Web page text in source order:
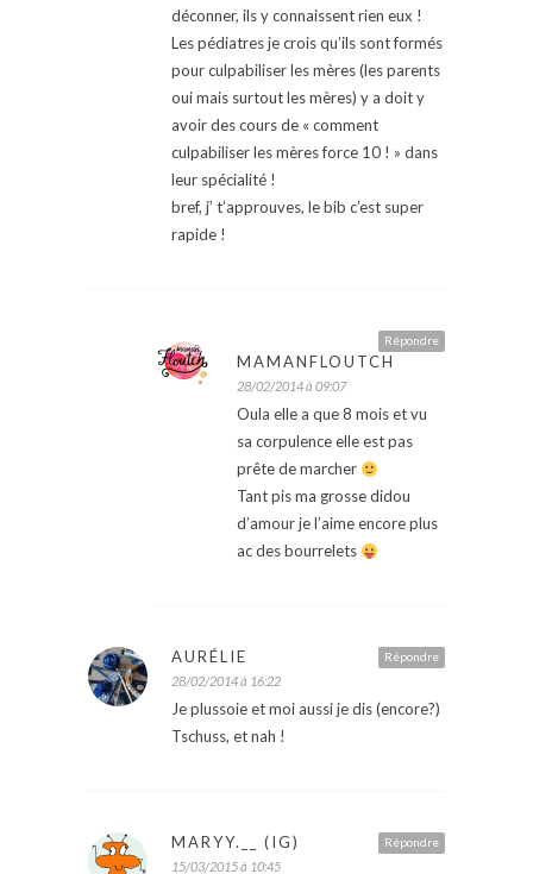
déconner, ils y connaissent rien eux !
Les pédiatres je crois qu’ils sont formés
pour culpabiliser les mères (les parents
oui mais surtout les mères) y a doit y
avoir des cours de « comment
culpabiliser les mères force 10 ! » dans
leur spécialité !
bref, j’ t’approuves, le bib c’est super
rapide !
Répondre
MAMANFLOUTCH
28/02/2014 à 09:07
Oula elle a que 8 mois et vu
sa corpulence elle est pas
prête de marcher
Tant pis ma grosse didou
d’amour je l’aime encore plus
ac des bourrelets
Répondre
AURÉLIE
28/02/2014 à 16:22
Je plussoie et moi aussi je dis (encore?)
Tschuss, et nah !
Répondre
MARYY.__ (IG)
15/03/2015 à 10:45